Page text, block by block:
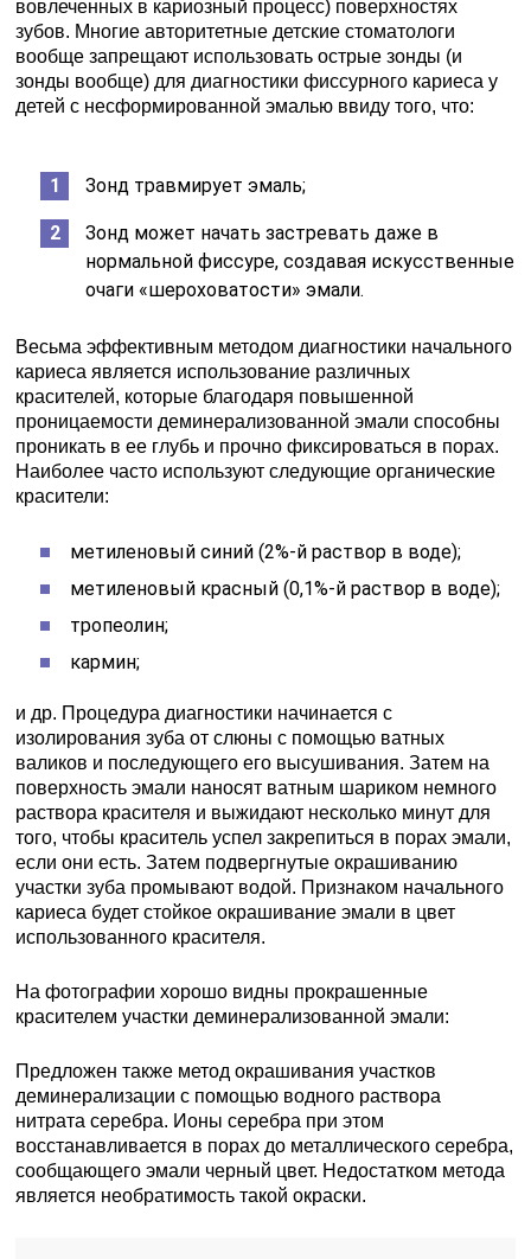
вовлеченных в кариозный процесс) поверхностях
зубов. Многие авторитетные детские стоматологи
вообще запрещают использовать острые зонды (и
зонды вообще) для диагностики фиссурного кариеса у
детей с несформированной эмалью ввиду того, что:
Зонд травмирует эмаль;
Зонд может начать застревать даже в
нормальной фиссуре, создавая искусственные
очаги «шероховатости» эмали.
Весьма эффективным методом диагностики начального
кариеса является использование различных
красителей, которые благодаря повышенной
проницаемости деминерализованной эмали способны
проникать в ее глубь и прочно фиксироваться в порах.
Наиболее часто используют следующие органические
красители:
метиленовый синий (2%-й раствор в воде);
метиленовый красный (0,1%-й раствор в воде);
тропеолин;
кармин;
и др. Процедура диагностики начинается с
изолирования зуба от слюны с помощью ватных
валиков и последующего его высушивания. Затем на
поверхность эмали наносят ватным шариком немного
раствора красителя и выжидают несколько минут для
того, чтобы краситель успел закрепиться в порах эмали,
если они есть. Затем подвергнутые окрашиванию
участки зуба промывают водой. Признаком начального
кариеса будет стойкое окрашивание эмали в цвет
использованного красителя.
На фотографии хорошо видны прокрашенные
красителем участки деминерализованной эмали:
Предложен также метод окрашивания участков
деминерализации с помощью водного раствора
нитрата серебра. Ионы серебра при этом
восстанавливается в порах до металлического серебра,
сообщающего эмали черный цвет. Недостатком метода
является необратимость такой окраски.